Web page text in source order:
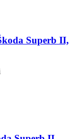
Superb II,